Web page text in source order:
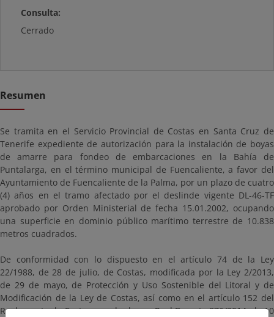
Consulta:
Cerrado
Resumen
Se tramita en el Servicio Provincial de Costas en Santa Cruz de
Tenerife expediente de autorización para la instalación de boyas
de amarre para fondeo de embarcaciones en la Bahía de
Puntalarga, en el término municipal de Fuencaliente, a favor del
Ayuntamiento de Fuencaliente de la Palma, por un plazo de cuatro
(4) años en el tramo afectado por el deslinde vigente DL-46-TF
aprobado por Orden Ministerial de fecha 15.01.2002, ocupando
una superficie en dominio público marítimo terrestre de 10.838
metros cuadrados.
De conformidad con lo dispuesto en el artículo 74 de la Ley
22/1988, de 28 de julio, de Costas, modificada por la Ley 2/2013,
de 29 de mayo, de Protección y Uso Sostenible del Litoral y de
Modificación de la Ley de Costas, así como en el artículo 152 del
Reglamento de Costas, aprobado por Real Decreto 876/2014, de 10